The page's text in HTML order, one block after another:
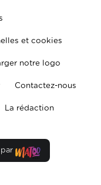
et cookies
notre logo
Contactez-nous
La rédaction